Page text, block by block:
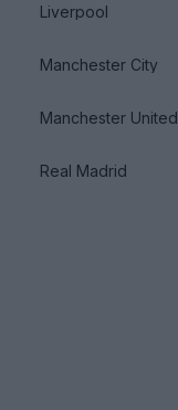
Liverpool
Manchester City
Manchester United
Real Madrid